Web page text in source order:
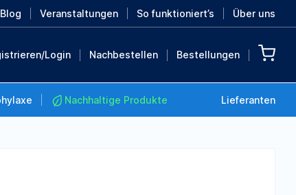
Blog Veranstaltungen So funktioniert’s Über uns
Login Nachbestellen Bestellungen
Nachhaltige Produkte Lieferanten